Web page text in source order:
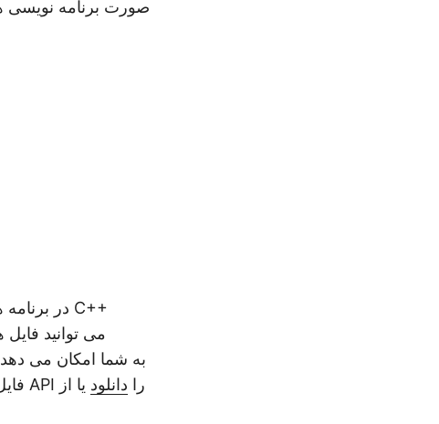
صورت برنامه نویسی
فایل های اکسل را با وفاداری بالا به فرمت های دیگر تبدیل کنید. می توانید بسته API را دانلود یا از